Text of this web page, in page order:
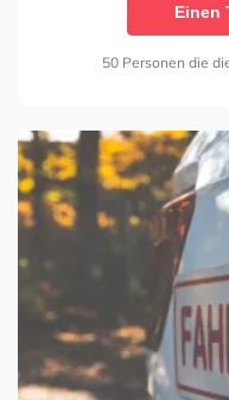
Einen
50 Personen die